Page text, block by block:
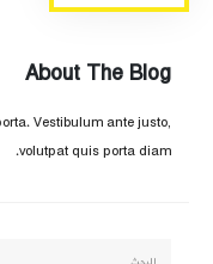
About The Blog
Vestibulum ante justo,
volutpat quis porta diam.